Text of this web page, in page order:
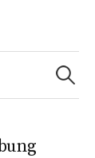
Suchen
nach: